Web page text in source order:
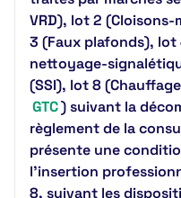
VRD), lot 2
3 (Faux plafonds),
nettoyage-
(SSI), lot 8
GTC) suivant la
règlement de la
présente une
l'insertion
8, suivant les